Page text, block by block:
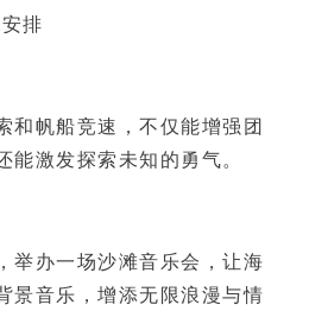
排
和帆船竞速，不仅能增强团
能激发探索未知的勇气。
举办一场沙滩音乐会，让海
景音乐，增添无限浪漫与情